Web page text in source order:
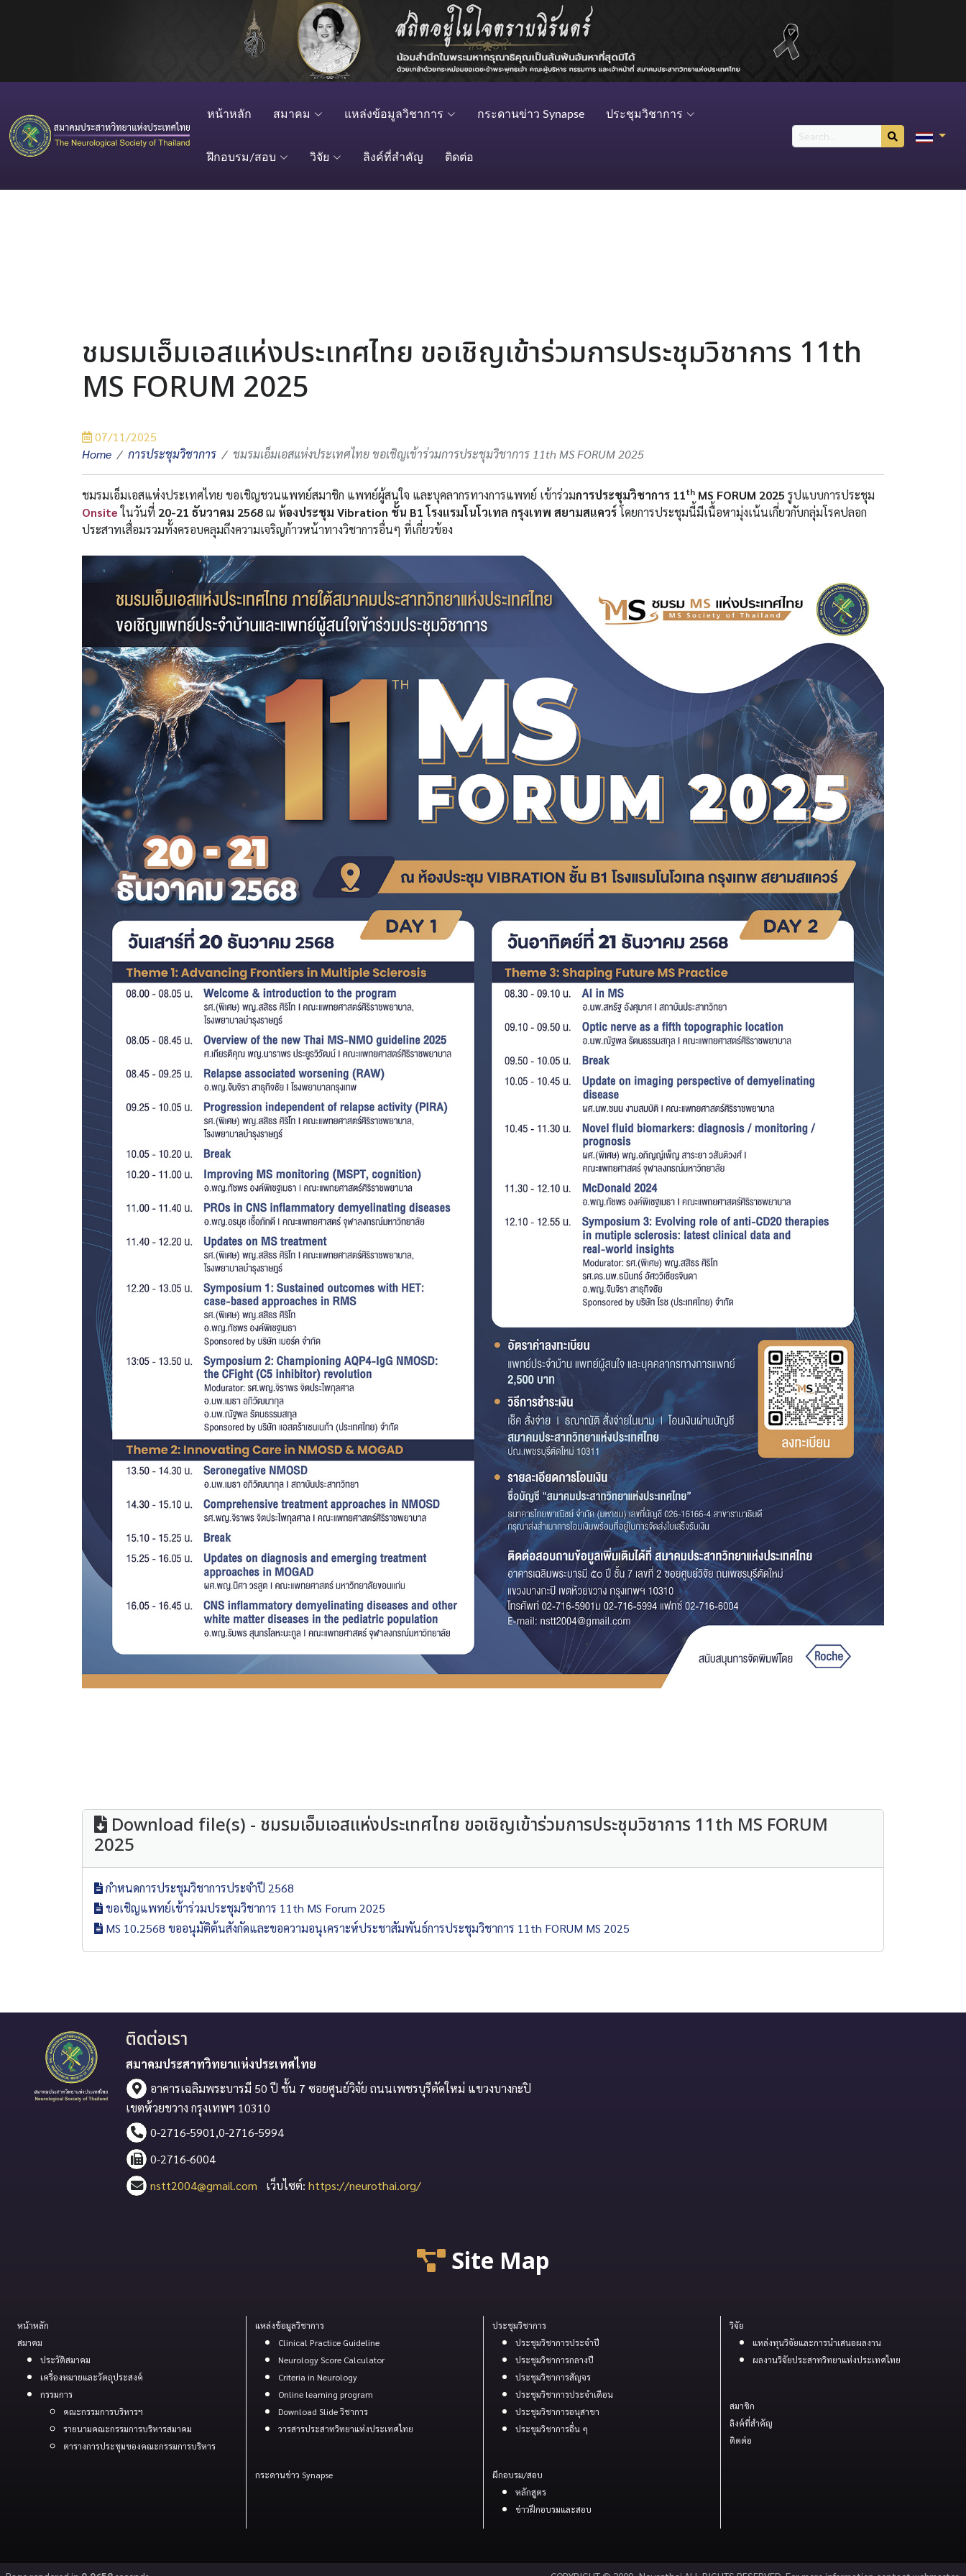
หน้าหลัก สมาคม แหล่งข้อมูลวิชาการ กระดานข่าว Synapse ประชุมวิชาการ
ฝึกอบรม/สอบ วิจัย ลิงค์ที่สำคัญ ติดต่อ
ชมรมเอ็มเอสแห่งประเทศไทย ขอเชิญเข้าร่วมการประชุมวิชาการ 11th
MS FORUM 2025
07/11/2025
Home
การประชุมวิชาการ ชมรมเอ็มเอสแห่งประเทศไทย ขอเชิญเข้าร่วมการประชุมวิชาการ 11th MS FORUM 2025
ชมรมเอ็มเอสแห่งประเทศไทย ขอเชิญชวนแพทย์สมาชิก แพทย์ผู้สนใจ และบุคลากรทางการแพทย์ เข้าร่วมการประชุมวิชาการ 11th MS FORUM 2025 รูปแบบการประชุม
Onsiteในวันที่ 20-21 ธันวาคม 2568ณ ห้องประชุม Vibration ชั้น B1 โรงแรมโนโวเทล กรุงเทพ สยามสแควร์โดยการประชุมนี้มีเนื้อหามุ่งเน้นเกี่ยวกับกลุ่มโรคปลอก
ประสาทเสื่อมรวมทั้งครอบคลุมถึงความเจริญก้าวหน้าทางวิชาการอื่นๆ ที่เกี่ยวข้อง
Download file(s) - ชมรมเอ็มเอสแห่งประเทศไทย ขอเชิญเข้าร่วมการประชุมวิชาการ 11th MS FORUM
2025
กำหนดการประชุมวิชาการประจำปี 2568
ขอเชิญแพทย์เข้าร่วมประชุมวิชาการ 11th MS Forum 2025
MS 10.2568 ขออนุมัติต้นสังกัดและขอความอนุเคราะห์ประชาสัมพันธ์การประชุมวิชาการ 11th FORUM MS 2025
ติดต่อเรา
สมาคมประสาทวิทยาแห่งประเทศไทย
อาคารเฉลิมพระบารมี 50 ปี ชั้น 7 ซอยศูนย์วิจัย ถนนเพชรบุรีตัดใหม่ แขวงบางกะปิ
เขตห้วยขวาง กรุงเทพฯ 10310
0-2716-5901,0-2716-5994
0-2716-6004
nstt2004@gmail.com เว็บไซต์:https://neurothai.org/
Site Map
หน้าหลัก
สมาคม
ประวัติสมาคม
เครื่องหมายและวัตถุประสงค์
กรรมการ
คณะกรรมการบริหารฯ
รายนามคณะกรรมการบริหารสมาคม
ตารางการประชุมของคณะกรรมการบริหาร
แหล่งข้อมูลวิชาการ
Clinical Practice Guideline
Neurology Score Calculator
Criteria in Neurology
Online learning program
Download Slide วิชาการ
วารสารประสาทวิทยาแห่งประเทศไทย
กระดานข่าว Synapse
ประชุมวิชาการ
ประชุมวิชาการประจำปี
ประชุมวิชาการกลางปี
ประชุมวิชาการสัญจร
ประชุมวิชาการประจำเดือน
ประชุมวิชาการอนุสาขา
ประขุมวิชาการอื่น ๆ
ผึกอบรม/สอบ
หลักสูตร
ข่าวฝึกอบรมและสอบ
วิจัย
แหล่งทุนวิจัยและการนำเสนอผลงาน
ผลงานวิจัยประสาทวิทยาแห่งประเทศไทย
สมาชิก
ลิงค์ที่สำคัญ
ติดต่อ